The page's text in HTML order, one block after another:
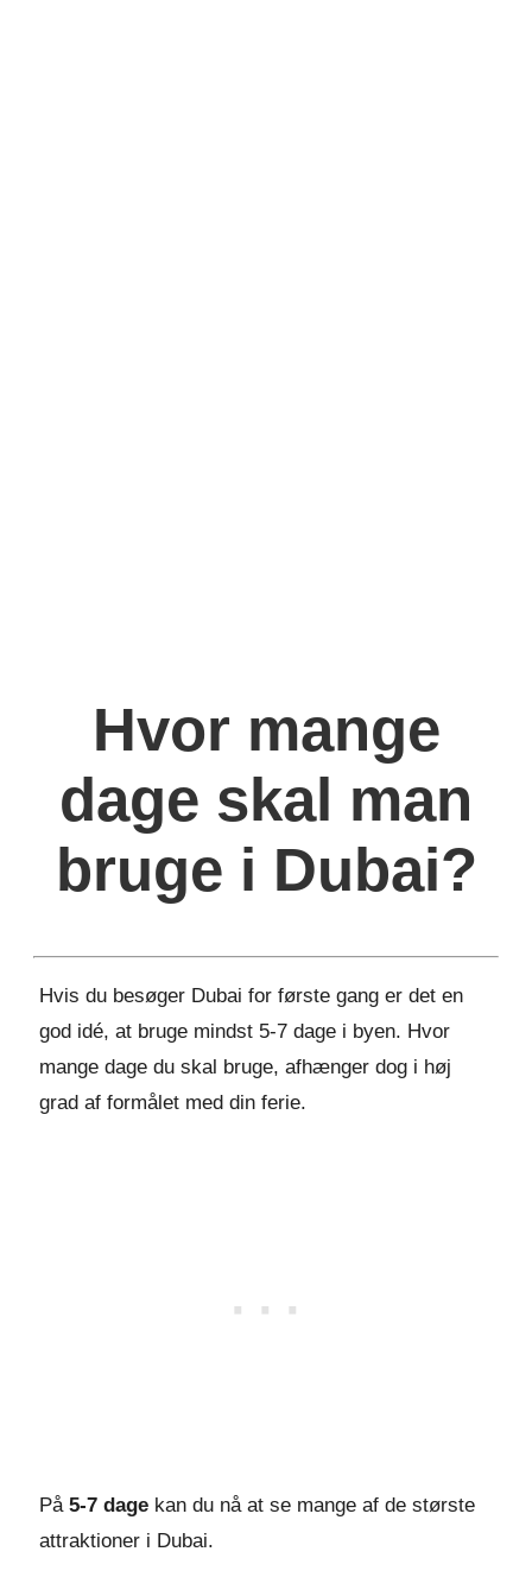
Hvor mange
dage skal man
bruge i Dubai?
Hvis du besøger Dubai for første gang er det en
god idé, at bruge mindst 5-7 dage i byen. Hvor
mange dage du skal bruge, afhænger dog i høj
grad af formålet med din ferie.
På 5-7 dage kan du nå at se mange af de største
attraktioner i Dubai.